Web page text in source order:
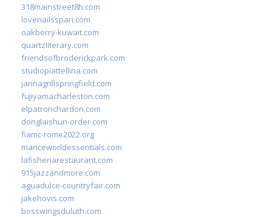
318mainstreet8h.com
lovenailsspari.com
oakberry-kuwait.com
quartzliterary.com
friendsofbroderickpark.com
studiopiattellina.com
jannagrillspringfield.com
fujiyamacharleston.com
elpatronchardon.com
donglaishun-order.com
fiamc-rome2022.org
mariceworldessentials.com
lafisheriarestaurant.com
915jazzandmore.com
aguadulce-countryfair.com
jakehovis.com
bosswingsduluth.com